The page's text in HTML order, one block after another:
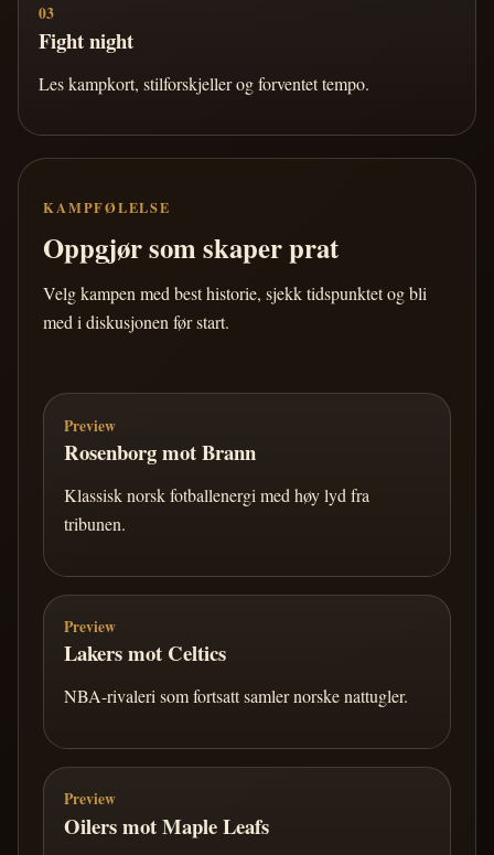
03
Fight night
Les kampkort, stilforskjeller og forventet tempo.
KAMPFØLELSE
Oppgjør som skaper prat
Velg kampen med best historie, sjekk tidspunktet og bli
med i diskusjonen før start.
Preview
Rosenborg mot Brann
Klassisk norsk fotballenergi med høy lyd fra
tribunen.
Preview
Lakers mot Celtics
NBA-rivaleri som fortsatt samler norske nattugler.
Preview
Oilers mot Maple Leafs